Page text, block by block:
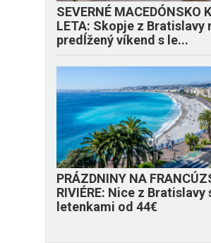
SEVERNÉ MACEDÓNSKO
LETA: Skopje z Bratislavy
predĺžený víkend s le...
PRÁZDNINY NA
RIVIÉRE: Nice z Bratislavy
letenkami od 44€